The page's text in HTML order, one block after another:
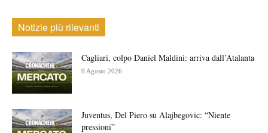
Notizie più rilevanti
Cagliari, colpo Daniel Maldini: arriva dall’Atalanta
9 Agosto 2026
Juventus, Del Piero su Alajbegovic: “Niente
pressioni”